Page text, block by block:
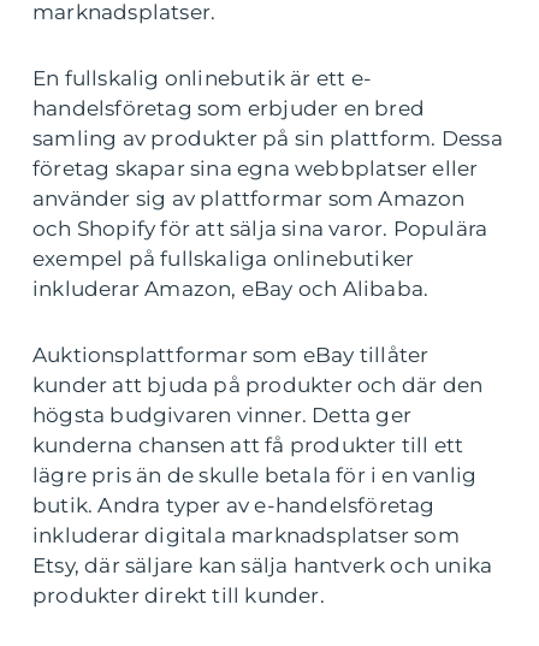
marknadsplatser.
En fullskalig onlinebutik är ett e-
handelsföretag som erbjuder en bred
samling av produkter på sin plattform. Dessa
företag skapar sina egna webbplatser eller
använder sig av plattformar som Amazon
och Shopify för att sälja sina varor. Populära
exempel på fullskaliga onlinebutiker
inkluderar Amazon, eBay och Alibaba.
Auktionsplattformar som eBay tillåter
kunder att bjuda på produkter och där den
högsta budgivaren vinner. Detta ger
kunderna chansen att få produkter till ett
lägre pris än de skulle betala för i en vanlig
butik. Andra typer av e-handelsföretag
inkluderar digitala marknadsplatser som
Etsy, där säljare kan sälja hantverk och unika
produkter direkt till kunder.